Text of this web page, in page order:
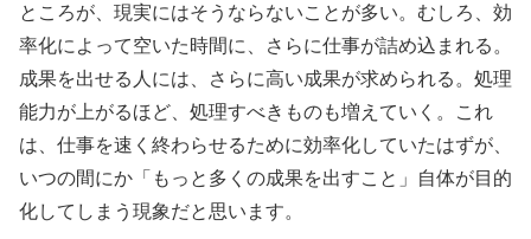
ところが、現実にはそうならないことが多い。むしろ、効
率化によって空いた時間に、さらに仕事が詰め込まれる。
成果を出せる人には、さらに高い成果が求められる。処理
能力が上がるほど、処理すべきものも増えていく。これ
は、仕事を速く終わらせるために効率化していたはずが、
いつの間にか「もっと多くの成果を出すこと」自体が目的
化してしまう現象だと思います。